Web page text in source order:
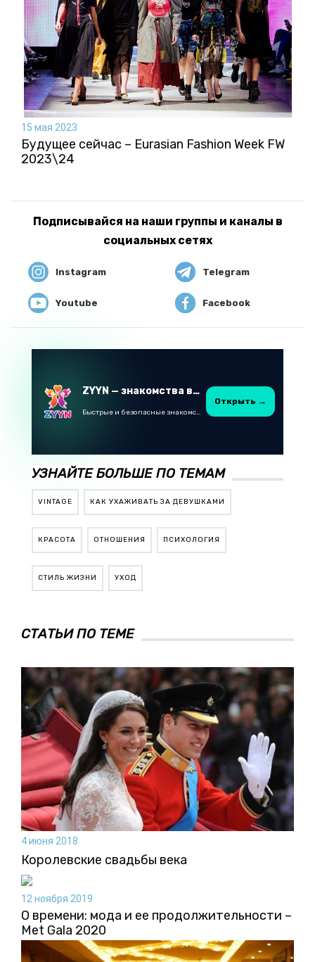
15 мая 2023
Будущее сейчас – Eurasian Fashion Week FW
2023\24
Подписывайся на наши группы и каналы в
социальных сетях
Instagram Telegram
Youtube Facebook
ZYYN — знакомства в Казахстане
Быстрые и безопасные знакомства в Telegram
Открыть →
УЗНАЙТЕ БОЛЬШЕ ПО ТЕМАМ
VINTAGE КАК УХАЖИВАТЬ ЗА ДЕВУШКАМИ
КРАСОТА ОТНОШЕНИЯ ПСИХОЛОГИЯ
СТИЛЬ ЖИЗНИ УХОД
СТАТЬИ ПО ТЕМЕ
4 июня 2018
Королевские свадьбы века
12 ноября 2019
О времени: мода и ее продолжительности –
Met Gala 2020